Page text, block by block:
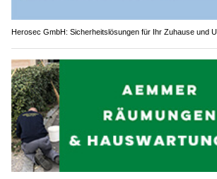
Herosec GmbH: Sicherheitslösungen für Ihr Zuhause und